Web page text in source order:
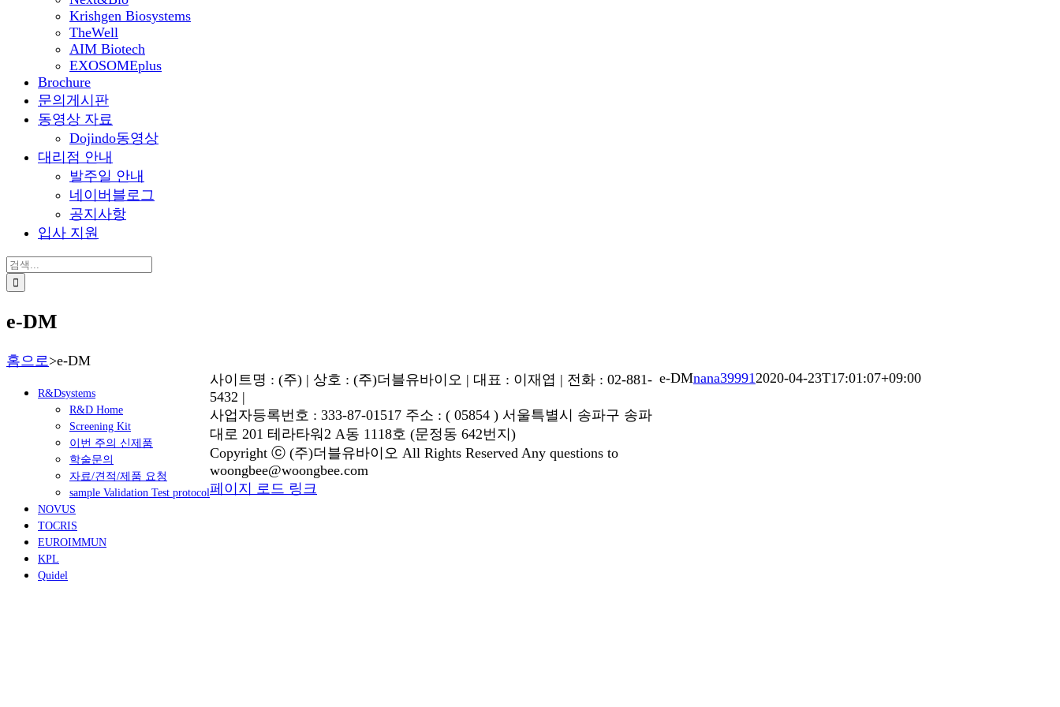
Krishgen Biosystems
TheWell
AIM Biotech
EXOSOMEplus
Brochure
문의게시판
동영상 자료
Dojindo동영상
대리점 안내
발주일 안내
네이버블로그
공지사항
입사 지원
검
색:
e-DM
홈으로>e-DM
e-DMnana399912020-04-23T17:01:07+09:00
R&Dsystems
R&D Home
Screening Kit
이번 주의 신제품
학술문의
자료/견적/제품 요청
sample Validation Test protocol
NOVUS
TOCRIS
EUROIMMUN
KPL
Quidel
사이트명 : (주) | 상호 : (주)더블유바이오 | 대표 : 이재엽 | 전화 : 02-881-
5432 |
사업자등록번호 : 333-87-01517 주소 : ( 05854 ) 서울특별시 송파구 송파
대로 201 테라타워2 A동 1118호 (문정동 642번지)
Copyright ⓒ (주)더블유바이오 All Rights Reserved Any questions to
woongbee@woongbee.com
Blogger
YouTube
Facebook
이
페이지 로드 링크